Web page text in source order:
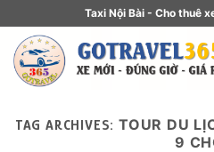
Taxi Nội Bài - Cho thuê
TAG ARCHIVES: TOUR DU
9